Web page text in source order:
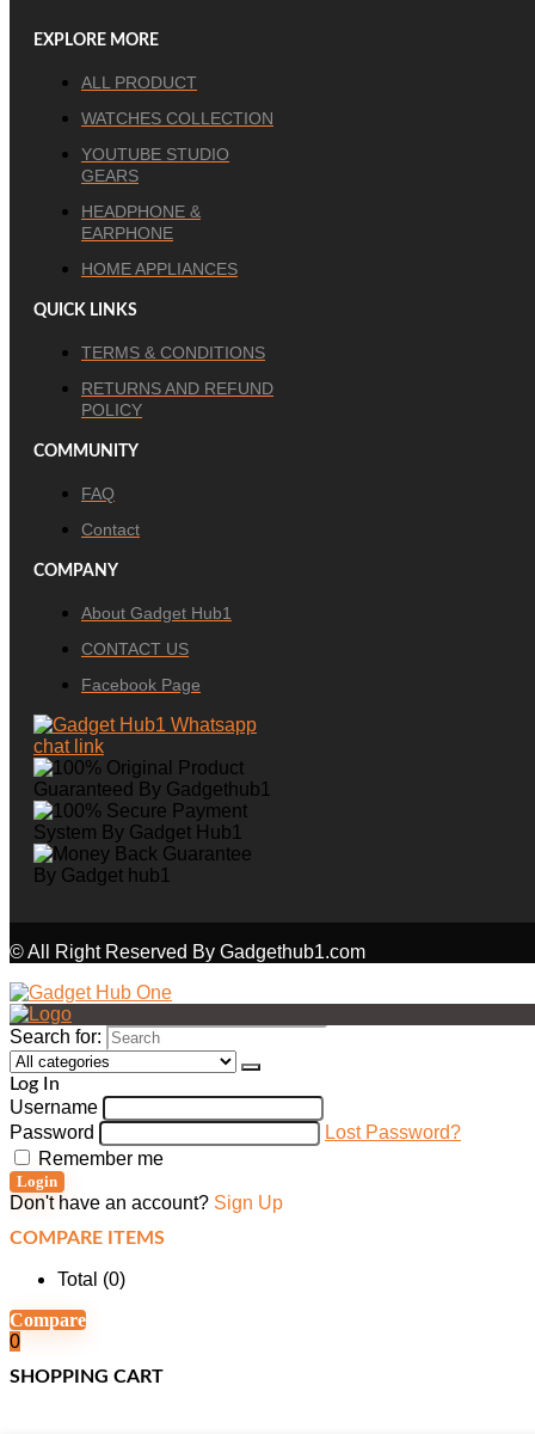
EXPLORE MORE
ALL PRODUCT
WATCHES COLLECTION
YOUTUBE STUDIO
GEARS
HEADPHONE &
EARPHONE
HOME APPLIANCES
QUICK LINKS
TERMS & CONDITIONS
RETURNS AND REFUND
POLICY
COMMUNITY
FAQ
Contact
COMPANY
About Gadget Hub1
CONTACT US
Facebook Page
© All Right Reserved By Gadgethub1.com
Search for:
Log In
Username
Password
Lost Password?
Remember me
Login
Don't have an account? Sign Up
COMPARE ITEMS
Total (0)
Compare
0
SHOPPING CART